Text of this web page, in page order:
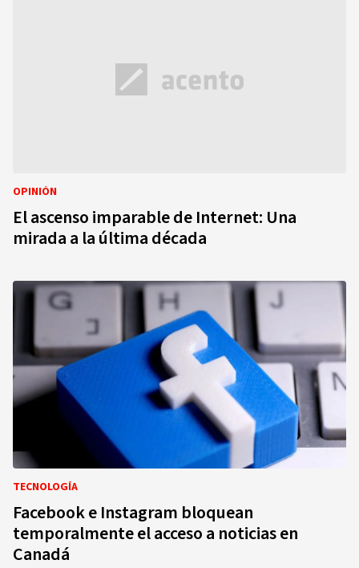
OPINIÓN
El ascenso imparable de Internet: Una
mirada a la última década
TECNOLOGÍA
Facebook e Instagram bloquean
temporalmente el acceso a noticias en
Canadá